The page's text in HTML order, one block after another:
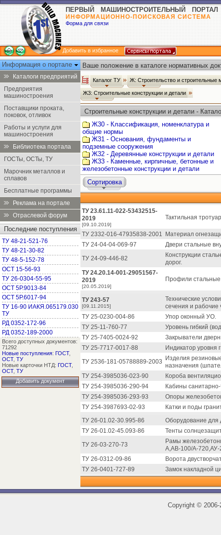
ПЕРВЫЙ МАШИНОСТРОИТЕЛЬНЫЙ ПОРТАЛ
ИНФОРМАЦИОННО-ПОИСКОВАЯ СИСТЕМА
Форма для связи
Добавить в избранное
Информация о портале
Каталоги предприятий
Предприятия
машиностроения
Поставщики проката,
поковок, отливок
Работы и услуги для
машиностроения
Библиотека портала
ГОСТы, ОСТы, ТУ
Марочник металлов и
сплавов
Бесплатные программы
Реклама на портале
Отраслевой форум
Последние поступления
ТУ 48-21-521-76
ТУ 48-21-30-82
ТУ 48-5-152-78
ОСТ 15-56-93
ТУ 26-0304-55-95
ОСТ 5Р.9013-84
ОСТ 5Р.6017-94
ТУ 16-90 ИАКЯ.065179.030
ТУ
РД 0352-172-96
РД 0352-189-2000
Всего доступных документов:
71292
Новые поступления: ГОСТ,
ОСТ, ТУ
Новые карточки НТД: ГОСТ,
ОСТ, ТУ
Добавить документ
Ваше положение в каталоге нормативных
Каталог ТУ Ж: Строительство и строительные
Ж3: Строительные конструкции и детали
Строительные конструкции и детали -
Ж30 - Классификация, номенклатура и
общие нормы
Ж31 - Основания, фундаменты и
подземные сооружения
Ж32 - Деревянные конструкции и детали
Ж33 - Каменные, кирпичные, бетонные и
железобетонные конструкции и детали
Сортировка
ТУ 23.61.11-022-53432515-
2019
[09.10.2019]
Тактильная
ТУ 2332-016-47935838-2001
Материал
ТУ 24-04-04-069-97
Двери стальные
ТУ 24-09-446-82
Конструкции
дорог.
ТУ 24.20.14-001-29051567-
2019
[20.05.2019]
Профили стальные
ТУ 243-57
[09.11.2015]
Технические
сечения и рабочие
ТУ 25-0230-004-86
Упор оконный УО.
ТУ 25-11-760-77
Уровень гибкий
ТУ 25-7405-0024-92
Закрыватели
ТУ 25-7717-0017-88
Индикатор уровня
ТУ 2536-181-05788889-2003
Изделия
назначения
ТУ 254-3985036-023-90
Короба
ТУ 254-3985036-290-94
Кабины
ТУ 254-3985036-293-93
Опоры
ТУ 254-3987693-02-93
Катки и поды
ТУ 26-01.02-30.995-86
Оборудование для
ТУ 26-01.02-45.093-86
Тенты
ТУ 26-03-270-73
Рамы
А,АВ-100/А-
ТУ 26-0312-09-86
Ворота
ТУ 26-0401-727-89
Замок накладной
Copyright ©